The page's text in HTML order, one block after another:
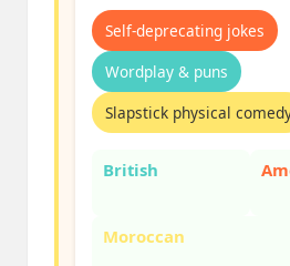
Self-deprecating jokes
Wordplay & puns
Slapstick physical
British
Moroccan